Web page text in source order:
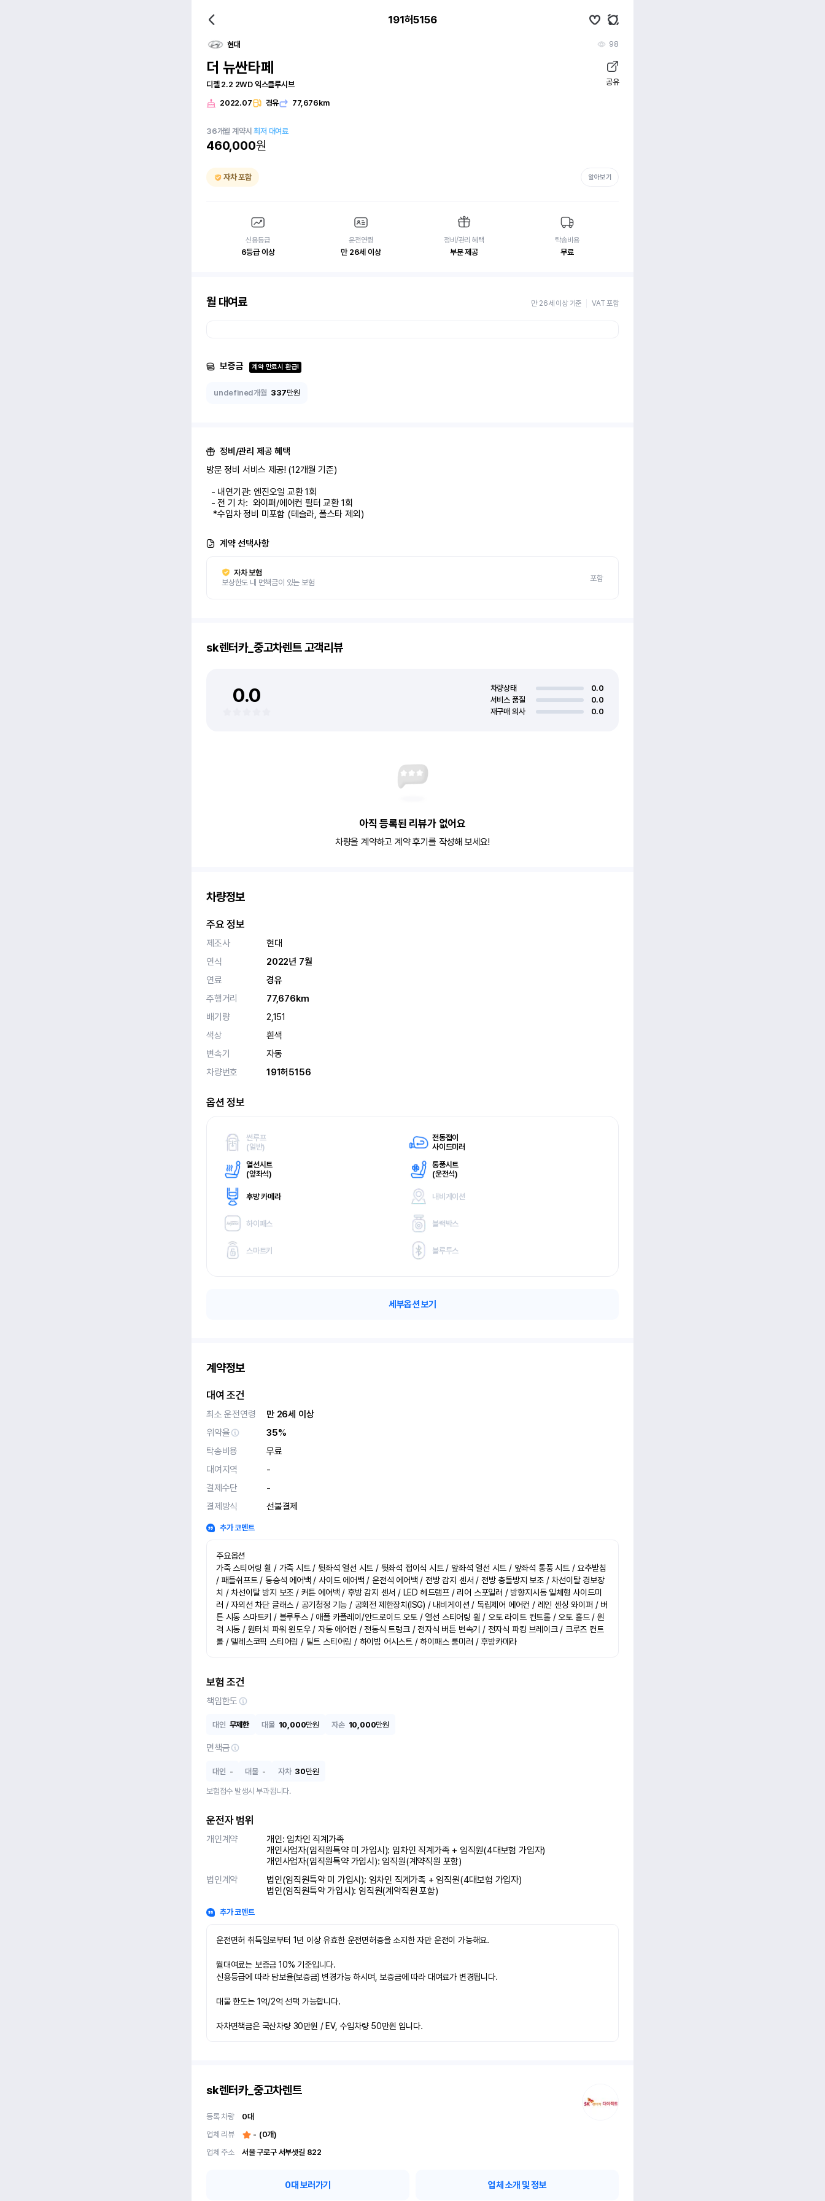
191허5156
현대 98
더 뉴싼타페
디젤 2.2 2WD 익스클루시브 공유
2022.07 경유 77,676km
36개월 계약시최저 대여료
460,000원
자차 포함 알아보기
신용등급
6등급 이상
운전연령
만 26세 이상
정비/관리 혜택
부분 제공
탁송비용
무료
월 대여료 만 26세 이상 기준 VAT 포함
보증금 계약 만료시 환급!
undefined개월 337만원
정비/관리 제공 혜택
방문 정비 서비스 제공! (12개월 기준)
   *수입차 정비 미포함 (테슬라, 폴스타 제외)
계약 선택사항
자차 보험
보상한도 내 면책금이 있는 보험
포함
sk렌터카_중고차렌트고객리뷰
0.0 차량상태
0.0
서비스 품질
0.0
재구매 의사
0.0
아직 등록된 리뷰가 없어요
차량을 계약하고 계약 후기를 작성해 보세요!
차량정보
주요 정보
제조사
현대
연식
2022년 7월
연료
경유
주행거리
77,676km
배기량
2,151
색상
흰색
변속기
자동
차량번호
191허5156
옵션 정보
썬루프
(일반)
전동접이
사이드미러
열선시트
(앞좌석)
통풍시트
(운전석)
후방 카메라 내비게이션
하이패스 블랙박스
스마트키 블루투스
세부옵션 보기
계약정보
대여 조건
최소 운전연령
만 26세 이상
위약율
35%
탁송비용
무료
대여지역
-
결제수단
-
결제방식
선불결제
추가 코멘트
주요옵션
가죽 스티어링 휠 / 가죽 시트 / 뒷좌석 열선 시트 / 뒷좌석 접이식 시트 / 앞좌석 열선 시트 / 앞좌석 통풍 시트 / 요추받침
/ 패들쉬프트 / 동승석 에어백 / 사이드 에어백 / 운전석 에어백 / 전방 감지 센서 / 전방 충돌방지 보조 / 차선이탈 경보장
치 / 차선이탈 방지 보조 / 커튼 에어백 / 후방 감지 센서 / LED 헤드램프 / 리어 스포일러 / 방향지시등 일체형 사이드미
러 / 자외선 차단 글래스 / 공기청정 기능 / 공회전 제한장치(ISG) / 내비게이션 / 독립제어 에어컨 / 레인 센싱 와이퍼 / 버
튼 시동 스마트키 / 블루투스 / 애플 카플레이/안드로이드 오토 / 열선 스티어링 휠 / 오토 라이트 컨트롤 / 오토 홀드 / 원
격 시동 / 원터치 파워 윈도우 / 자동 에어컨 / 전동식 트렁크 / 전자식 버튼 변속기 / 전자식 파킹 브레이크 / 크루즈 컨트
롤 / 텔레스코픽 스티어링 / 틸트 스티어링 / 하이빔 어시스트 / 하이패스 룸미러 / 후방카메라
보험 조건
책임한도
대인 무제한 대물 10,000만원 자손 10,000만원
면책금
대인 - 대물 - 자차 30만원
보험접수 발생시 부과됩니다.
운전자 범위
개인계약
개인: 임차인 직계가족
개인사업자(임직원특약 미 가입시): 임차인 직계가족 + 임직원(4대보험 가입자)
개인사업자(임직원특약 가입시): 임직원(계약직원 포함)
법인계약
법인(임직원특약 미 가입시): 임차인 직계가족 + 임직원(4대보험 가입자)
법인(임직원특약 가입시): 임직원(계약직원 포함)
추가 코멘트
운전면허 취득일로부터 1년 이상 유효한 운전면허증을 소지한 자만 운전이 가능해요.
월대여료는 보증금 10% 기준입니다.
신용등급에 따라 담보율(보증금) 변경가능 하시며, 보증금에 따라 대여료가 변경됩니다.
대물 한도는 1억/2억 선택 가능합니다.
자차면책금은 국산차량 30만원 / EV, 수입차량 50만원 입니다.
sk렌터카_중고차렌트
등록 차량 0대
업체 리뷰
- (0개)
업체 주소
서울 구로구 서부샛길 822
0대 보러가기 업체 소개 및 정보